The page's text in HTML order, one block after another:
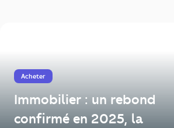
Acheter
Immobilier : un rebond
confirmé en 2025, la